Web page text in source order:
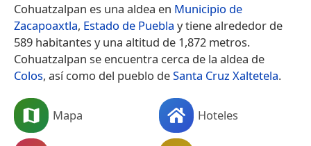
Cohuatzalpan es una aldea en Municipio de
Zacapoaxtla, Estado de Puebla y tiene alrededor de
589 habitantes y una altitud de 1,872 metros.
Cohuatzalpan se encuentra cerca de la aldea de
Colos, así como del pueblo deSanta Cruz Xaltetela.
Mapa Hoteles